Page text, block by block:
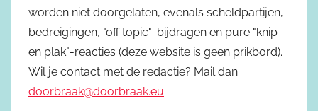
worden niet doorgelaten, evenals scheldpartijen,
bedreigingen, "off topic"-bijdragen en pure "knip
en plak"-reacties (deze website is geen prikbord).
Wil je contact met de redactie? Mail dan:
doorbraak@doorbraak.eu